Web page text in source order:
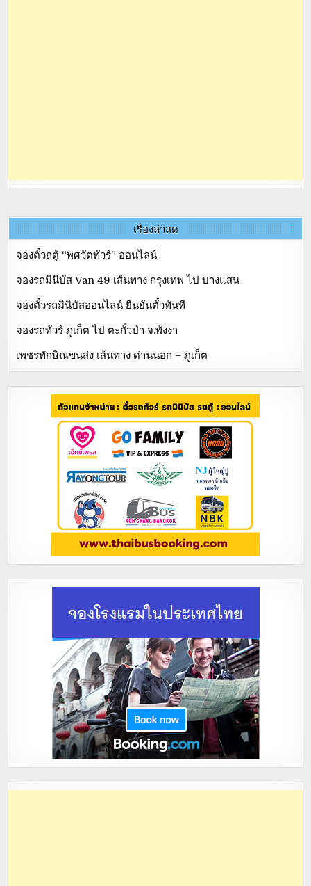
เรื่องล่าสุด
จองตั๋วถตู้ “พศวัตทัวร์” ออนไลน์
จองรถมินิบัส Van 49 เส้นทาง กรุงเทพ ไป บางแสน
จองตั๋วรถมินิบัสออนไลน์ ยืนยันตั๋วทันที
จองรถทัวร์ ภูเก็ต ไป ตะกั่วป่า จ.พังงา
เพชรทักษิณขนส่ง เส้นทาง ด่านนอก – ภูเก็ต